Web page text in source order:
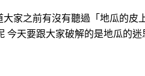
家之前有沒有聽過「地瓜的皮
今天要跟大家破解的是地瓜的